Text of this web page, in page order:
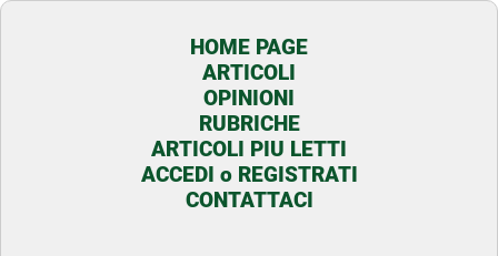
HOME PAGE
ARTICOLI
OPINIONI
RUBRICHE
ARTICOLI PIU LETTI
ACCEDI o REGISTRATI
CONTATTACI